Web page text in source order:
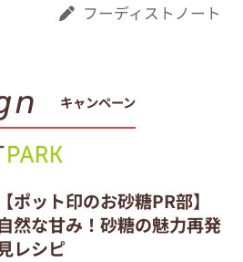
フーディストノート
キャンペーン
【ポット印のお砂糖PR部】
然な甘み！砂糖の魅力再発
レシピ